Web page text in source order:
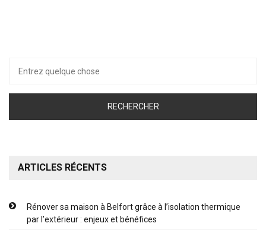
pour :
ARTICLES RÉCENTS
Rénover sa maison à Belfort grâce à l’isolation thermique
par l’extérieur : enjeux et bénéfices